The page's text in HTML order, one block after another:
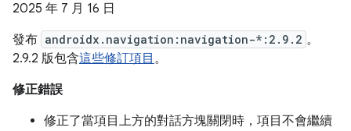
2025 年 7 月 16 日
發布 androidx.navigation:navigation-*:2.9.2 。
2.9.2 版包含這些修訂項目 。
修正錯誤
修正了當項目上方的對話方塊關閉時，項目不會繼續